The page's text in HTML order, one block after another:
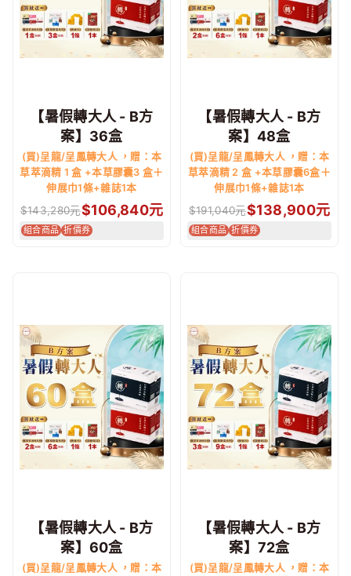
【暑假轉大人 - B方
案】36盒
(買)呈龍/呈鳳轉大人 ，贈：本
草萃滴精 1 盒 +本草膠囊3 盒＋
伸展巾1條+雜誌1本
$143,280元$106,840元
組合商品 折價券
【暑假轉大人 - B方
案】48盒
(買)呈龍/呈鳳轉大人 ，贈：本
草萃滴精 2 盒 +本草膠囊6盒＋
伸展巾1條+雜誌1本
$191,040元$138,900元
組合商品 折價券
【暑假轉大人 - B方
案】60盒
(買)呈龍/呈鳳轉大人 ，贈：本
【暑假轉大人 - B方
案】72盒
(買)呈龍/呈鳳轉大人 ，贈：本